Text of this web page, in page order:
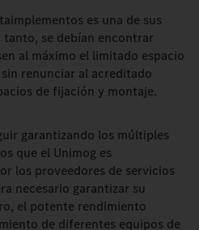
es una de sus
se debían encontrar
al máximo el limitado espacio
renunciar al acreditado
de fijación y montaje.
garantizando los múltiples
que el Unimog es
los proveedores de servicios
necesario garantizar su
el potente rendimiento
de diferentes equipos de